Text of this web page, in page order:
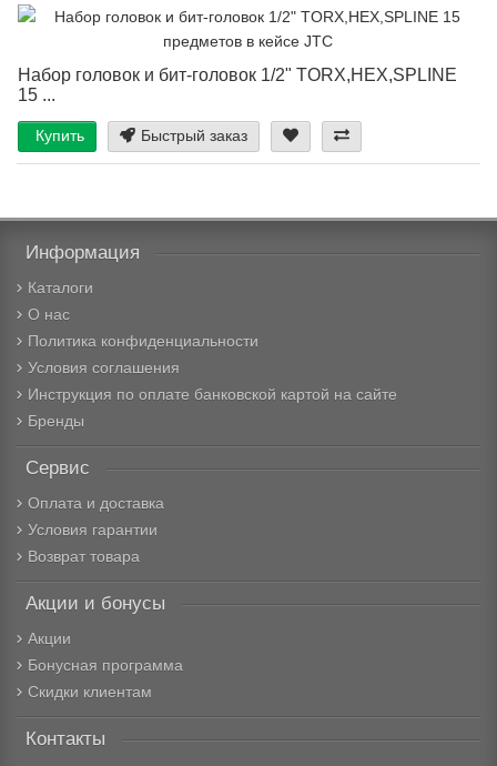
Набор головок и бит-головок 1/2" TORX,HEX,SPLINE
15 ...
Купить Быстрый заказ
Информация
Каталоги
О нас
Политика конфиденциальности
Условия соглашения
Инструкция по оплате банковской картой на сайте
Бренды
Сервис
Оплата и доставка
Условия гарантии
Возврат товара
Акции и бонусы
Акции
Бонусная программа
Скидки клиентам
Контакты